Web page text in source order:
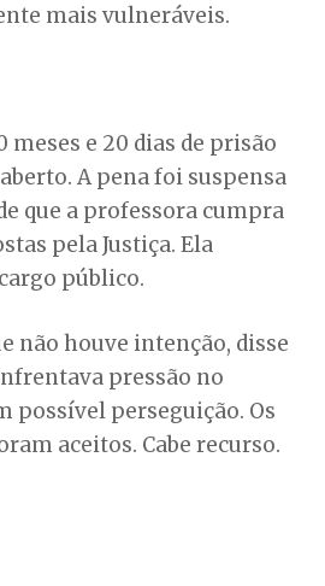
mais vulneráveis.
meses e 20 dias de prisão
A pena foi suspensa
que a professora cumpra
pela Justiça. Ela
público.
não houve intenção, disse
pressão no
possível perseguição. Os
aceitos. Cabe recurso.